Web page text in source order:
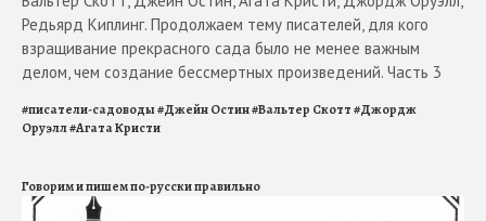
Редьярд Киплинг. Продолжаем тему писателей, для кого
взращивание прекрасного сада было не менее важным
делом, чем создание бессмертных произведений. Часть 3
#писатели-садоводы#Джейн Остин#Вальтер Скотт#Джордж
Оруэлл#Агата Кристи
Говорим и пишем по-русски правильно